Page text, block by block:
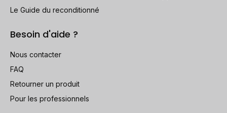
Le Guide du reconditionné
Besoin d'aide ?
Nous contacter
FAQ
Retourner un produit
Pour les professionnels